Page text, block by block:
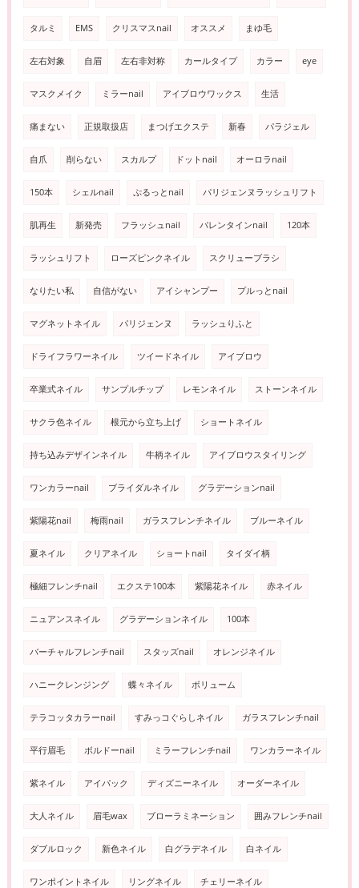
タルミ EMS クリスマスnail オススメ まゆ毛
左右対象 自眉 左右非対称 カールタイプ カラー eye
マスクメイク ミラーnail アイブロウワックス 生活
痛まない 正規取扱店 まつげエクステ 新春 パラジェル
自爪 削らない スカルプ ドットnail オーロラnail
150本 シェルnail ぷるっとnail パリジェンヌラッシュリフト
肌再生 新発売 フラッシュnail バレンタインnail 120本
ラッシュリフト ローズピンクネイル スクリューブラシ
なりたい私 自信がない アイシャンプー プルっとnail
マグネットネイル パリジェンヌ ラッシュりふと
ドライフラワーネイル ツイードネイル アイブロウ
卒業式ネイル サンプルチップ レモンネイル ストーンネイル
サクラ色ネイル 根元から立ち上げ ショートネイル
持ち込みデザインネイル 牛柄ネイル アイブロウスタイリング
ワンカラーnail ブライダルネイル グラデーションnail
紫陽花nail 梅雨nail ガラスフレンチネイル ブルーネイル
夏ネイル クリアネイル ショートnail タイダイ柄
極細フレンチnail エクステ100本 紫陽花ネイル 赤ネイル
ニュアンスネイル グラデーションネイル 100本
バーチャルフレンチnail スタッズnail オレンジネイル
ハニークレンジング 蝶々ネイル ボリューム
テラコッタカラーnail すみっコぐらしネイル ガラスフレンチnail
平行眉毛 ボルドーnail ミラーフレンチnail ワンカラーネイル
紫ネイル アイパック ディズニーネイル オーダーネイル
大人ネイル 眉毛wax ブローラミネーション 囲みフレンチnail
ダブルロック 新色ネイル 白グラデネイル 白ネイル
ワンポイントネイル リングネイル チェリーネイル